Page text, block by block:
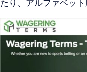
たり、アルファベッ